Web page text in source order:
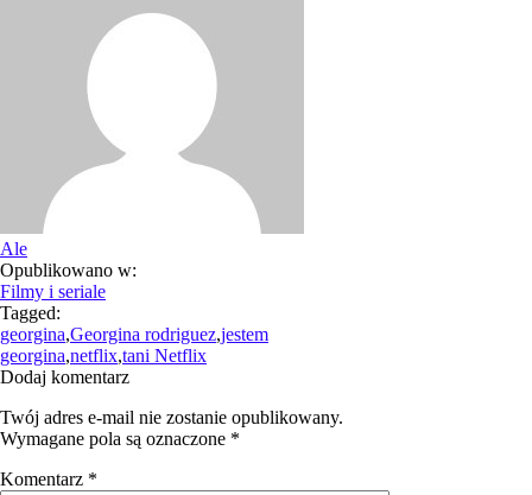
Ale
Opublikowano w:
Filmy i seriale
Tagged:
georgina,Georgina rodriguez,jestem
georgina,netflix,tani Netflix
Dodaj komentarz
Twój adres e-mail nie zostanie opublikowany.
Wymagane pola są oznaczone *
Komentarz *